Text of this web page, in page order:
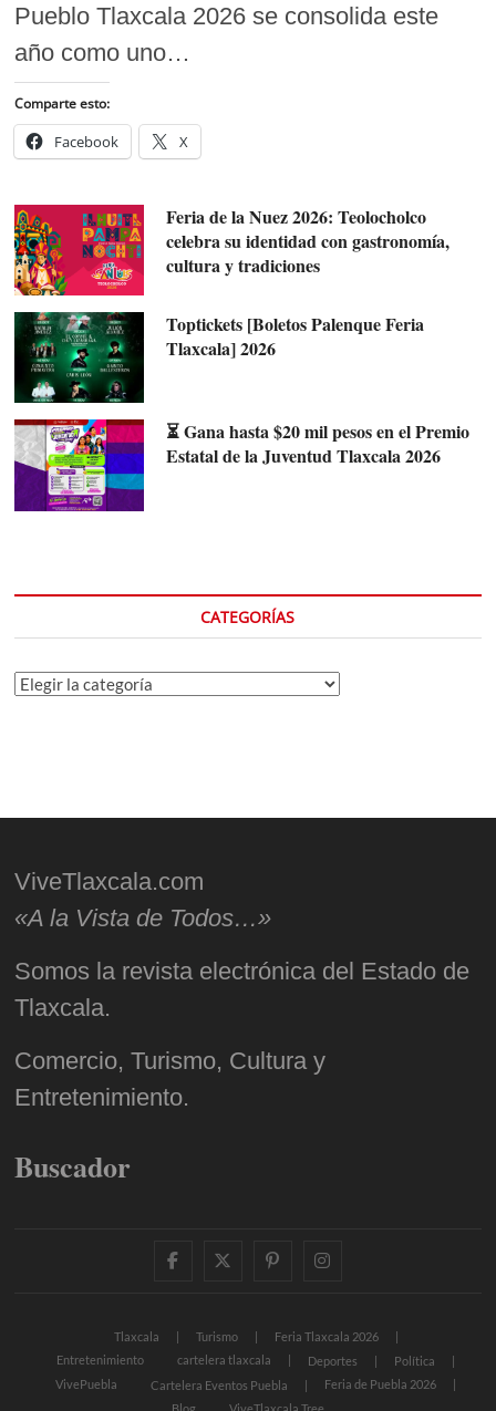
Pueblo Tlaxcala 2026 se consolida este
año como uno…
Comparte esto:
Facebook X
Feria de la Nuez 2026: Teolocholco
celebra su identidad con gastronomía,
cultura y tradiciones
Toptickets [Boletos Palenque Feria
Tlaxcala] 2026
⏳ Gana hasta $20 mil pesos en el Premio
Estatal de la Juventud Tlaxcala 2026
CATEGORÍAS
Categorías
ViveTlaxcala.com
«A la Vista de Todos…»
Somos la revista electrónica del Estado de
Tlaxcala.
Comercio, Turismo, Cultura y
Entretenimiento.
Buscador
facebooktwitter
pinterestinstagram
Tlaxcala Turismo
Feria Tlaxcala 2026
Entretenimiento
cartelera tlaxcala Deportes
Política
VivePuebla
Cartelera Eventos Puebla
Feria de Puebla 2026
Blog
ViveTlaxcala Tree